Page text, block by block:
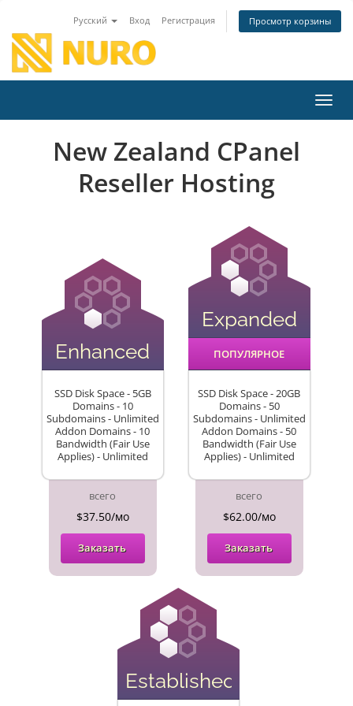
Русский Вход Регистрация Просмотр корзины
New Zealand CPanel
Reseller Hosting
Enhanced
SSD Disk Space - 5GB
Domains - 10
Subdomains - Unlimited
Addon Domains - 10
Bandwidth (Fair Use
Applies) - Unlimited
всего
$37.50/мо
Заказать
Expanded
ПОПУЛЯРНОЕ
SSD Disk Space - 20GB
Domains - 50
Subdomains - Unlimited
Addon Domains - 50
Bandwidth (Fair Use
Applies) - Unlimited
всего
$62.00/мо
Заказать
Established